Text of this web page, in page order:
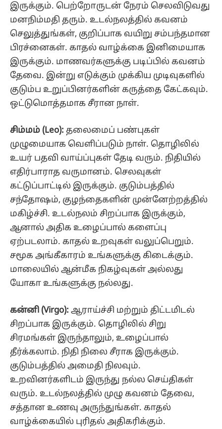
இருக்கும். பெற்றோருடன் நேரம் செலவிடுவது
மனநிம்மதி தரும். உடல்நலத்தில் கவனம்
செலுத்துங்கள், குறிப்பாக வயிறு சம்பந்தமான
பிரச்னைகள். காதல் வாழ்க்கை இனிமையாக
இருக்கும். மாணவர்களுக்கு படிப்பில் கவனம்
தேவை. இன்று எடுக்கும் முக்கிய முடிவுகளில்
குடும்ப உறுப்பினர்களின் கருத்தை கேட்கவும்.
ஒட்டுமொத்தமாக சீரான நாள்.
சிம்மம் (Leo): தலைமைப் பண்புகள்
முழுமையாக வெளிப்படும் நாள். தொழிலில்
உயர் பதவி வாய்ப்புகள் தேடி வரும். நிதியில்
எதிர்பாராத வருமானம். செலவுகள்
கட்டுப்பாட்டில் இருக்கும். குடும்பத்தில்
சந்தோஷம், குழந்தைகளின் முன்னேற்றத்தில்
மகிழ்ச்சி. உடல்நலம் சிறப்பாக இருக்கும்,
ஆனால் அதிக உழைப்பால் களைப்பு
ஏற்படலாம். காதல் உறவுகள் வலுப்பெறும்.
சமூக அங்கீகாரம் உங்களுக்கு கிடைக்கும்.
மாலையில் ஆன்மீக நிகழ்வுகள் அல்லது
யோகா உங்களுக்கு நல்லது.
கன்னி (Virgo): ஆராய்ச்சி மற்றும் திட்டமிடல்
சிறப்பாக இருக்கும். தொழிலில் சிறு
சிரமங்கள் இருந்தாலும், உழைப்பால்
தீர்க்கலாம். நிதி நிலை சீராக இருக்கும்.
குடும்பத்தில் அமைதி நிலவும்.
உறவினர்களிடம் இருந்து நல்ல செய்திகள்
வரும். உடல்நலத்தில் முழு கவனம் தேவை,
சத்தான உணவு அருந்துங்கள். காதல்
வாழ்க்கையில் புரிதல் அதிகரிக்கும்.